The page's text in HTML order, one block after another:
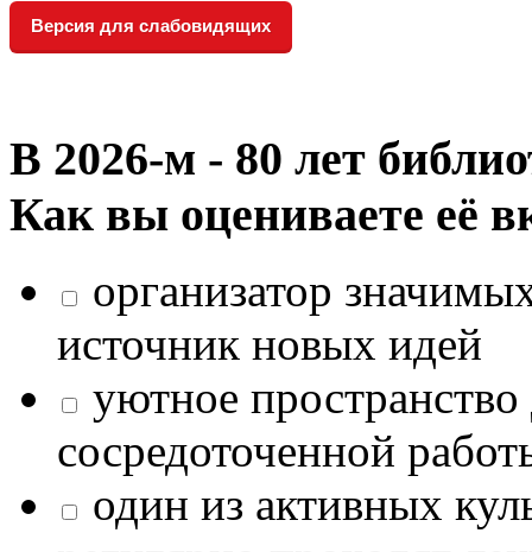
Версия для слабовидящих
В 2026‑м - 80 лет
Как вы оцениваете её
организатор
источник новых идей
уютное
сосредоточенной
один из активных